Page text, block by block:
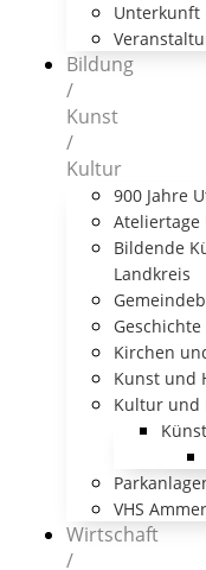
Unterkunft
Bildung
/
Kunst
/
Kultur
900 Jahre
Ateliertage
Bildende
Landkreis
Geschichte
Kirchen
Kunst und
Kultur und
VHS
Wirtschaft
/